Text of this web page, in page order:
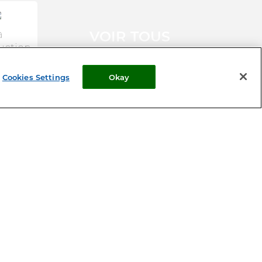
NOS ARTICLES
Cookies Settings Okay